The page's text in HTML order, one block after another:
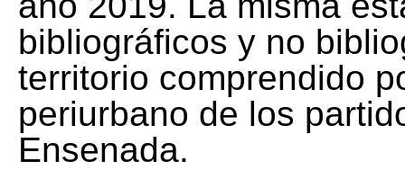
bibliográficos y no
territorio comprendido
periurbano de los
Ensenada.